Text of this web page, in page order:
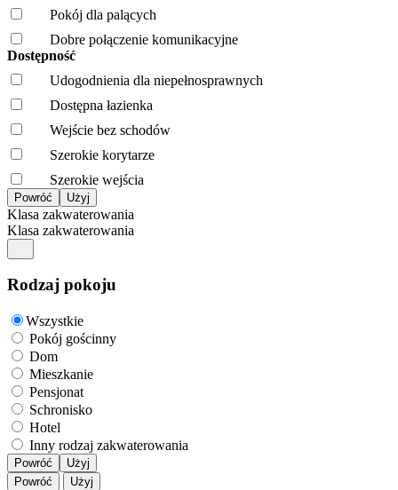
Pokój dla palących
Dobre połączenie komunikacyjne
Dostępność
Udogodnienia dla niepełnosprawnych
Dostępna łazienka
Wejście bez schodów
Szerokie korytarze
Szerokie wejścia
Klasa zakwaterowania
Klasa zakwaterowania
Rodzaj pokoju
Wszystkie
Pokój gościnny
Dom
Mieszkanie
Pensjonat
Schronisko
Hotel
Inny rodzaj zakwaterowania
Powróć
Użyj
Powróć
Użyj